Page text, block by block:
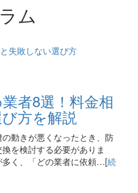
ム
者8選！料金相
方を解説
動きが悪くなったとき、防
を検討する必要がありま
多く、「どの業者に依頼…[続